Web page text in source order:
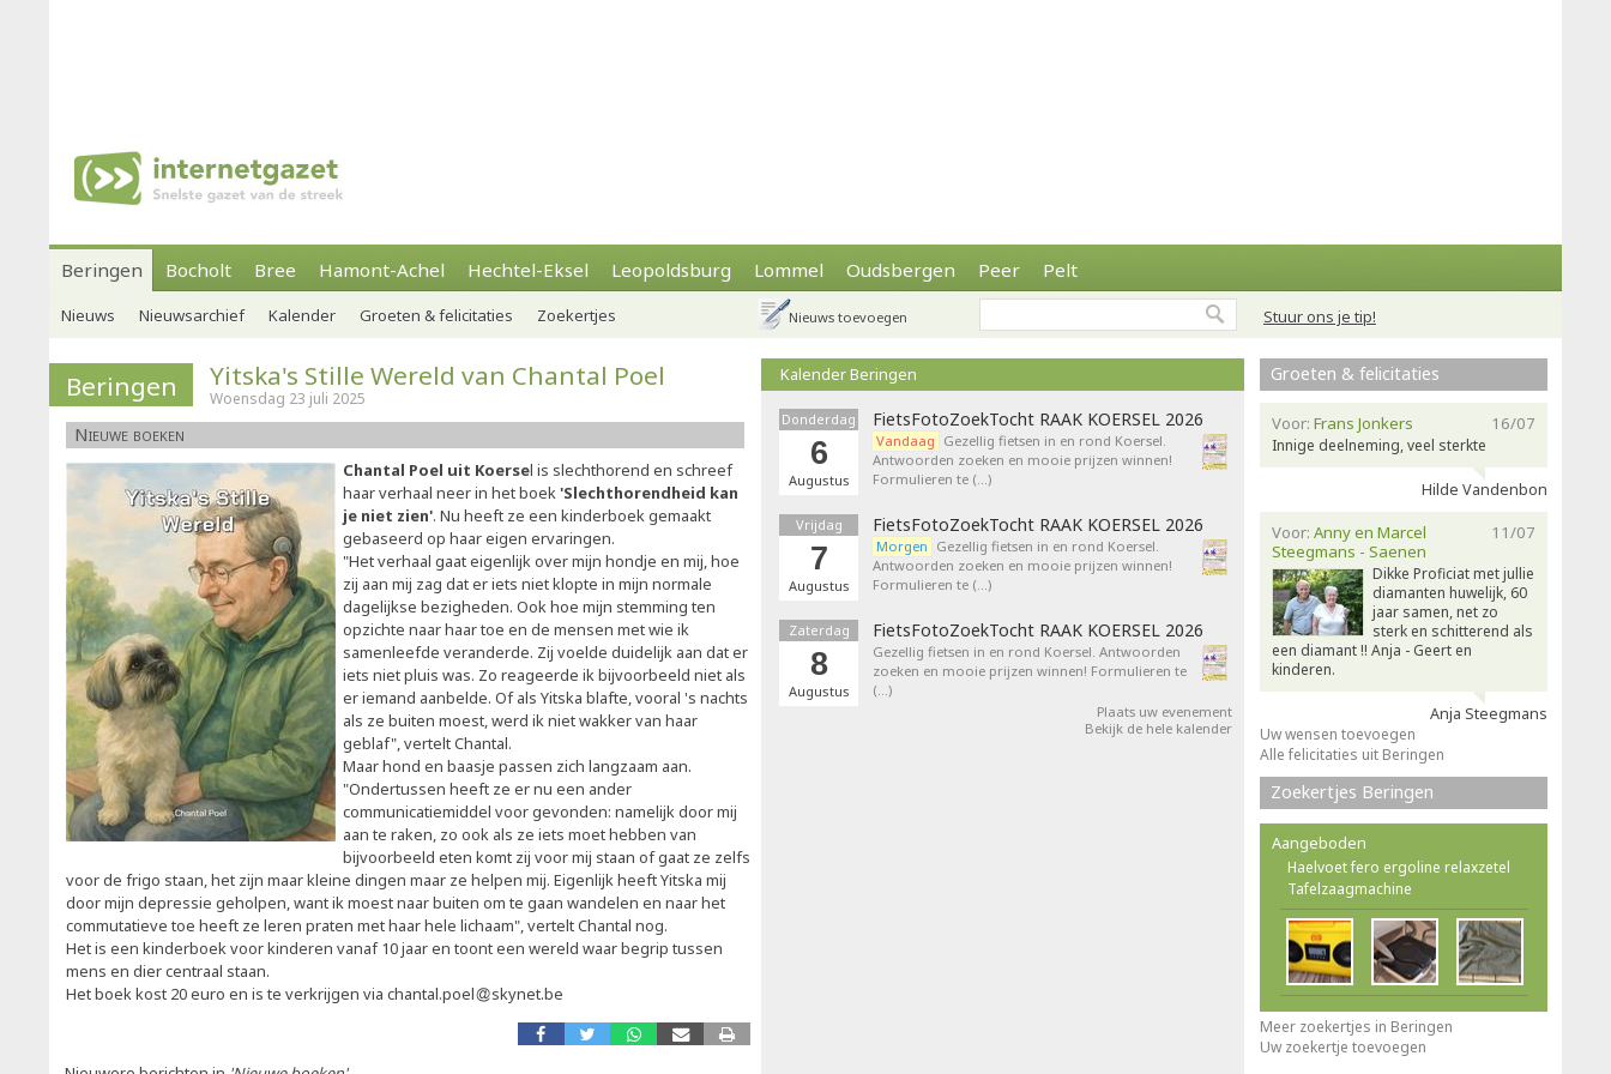
Beringen Bocholt Bree Hamont-Achel Hechtel-Eksel Leopoldsburg Lommel Oudsbergen Peer Pelt
Stuur ons je tip!
Nieuws Nieuwsarchief Kalender Groeten & felicitaties Zoekertjes Nieuws toevoegen
Beringen Yitska's Stille Wereld van Chantal Poel
Woensdag 23 juli 2025
Nieuwe boeken
Chantal Poel uit Koersel is slechthorend en schreef
haar verhaal neer in het boek'Slechthorendheid kan
je niet zien'. Nu heeft ze een kinderboek gemaakt
gebaseerd op haar eigen ervaringen.
"Het verhaal gaat eigenlijk over mijn hondje en mij, hoe
zij aan mij zag dat er iets niet klopte in mijn normale
dagelijkse bezigheden. Ook hoe mijn stemming ten
opzichte naar haar toe en de mensen met wie ik
samenleefde veranderde. Zij voelde duidelijk aan dat er
iets niet pluis was. Zo reageerde ik bijvoorbeeld niet als
er iemand aanbelde. Of als Yitska blafte, vooral 's nachts
als ze buiten moest, werd ik niet wakker van haar
geblaf", vertelt Chantal.
Maar hond en baasje passen zich langzaam aan.
"Ondertussen heeft ze er nu een ander
communicatiemiddel voor gevonden: namelijk door mij
aan te raken, zo ook als ze iets moet hebben van
bijvoorbeeld eten komt zij voor mij staan of gaat ze zelfs
voor de frigo staan, het zijn maar kleine dingen maar ze helpen mij. Eigenlijk heeft Yitska mij
door mijn depressie geholpen, want ik moest naar buiten om te gaan wandelen en naar het
commutatieve toe heeft ze leren praten met haar hele lichaam", vertelt Chantal nog.
Het is een kinderboek voor kinderen vanaf 10 jaar en toont een wereld waar begrip tussen
mens en dier centraal staan.
Het boek kost 20 euro en is te verkrijgen via chantal.poel
skynet.be
Kalender Beringen
Donderdag
6
Augustus
FietsFotoZoekTocht RAAK KOERSEL 2026
Vandaag Gezellig fietsen in en rond Koersel.
Antwoorden zoeken en mooie prijzen winnen!
Formulieren te (…)
Vrijdag
7
Augustus
FietsFotoZoekTocht RAAK KOERSEL 2026
Morgen Gezellig fietsen in en rond Koersel.
Antwoorden zoeken en mooie prijzen winnen!
Formulieren te (…)
Zaterdag
8
Augustus
FietsFotoZoekTocht RAAK KOERSEL 2026
Gezellig fietsen in en rond Koersel. Antwoorden
zoeken en mooie prijzen winnen! Formulieren te
(…)
Plaats uw evenement
Bekijk de hele kalender
Groeten & felicitaties
16/07
Voor: Frans Jonkers
Innige deelneming, veel sterkte
Hilde Vandenbon
11/07
Voor: Anny en Marcel
Steegmans - Saenen
Dikke Proficiat met jullie
diamanten huwelijk, 60
jaar samen, net zo
sterk en schitterend als
een diamant !! Anja - Geert en
kinderen.
Anja Steegmans
Uw wensen toevoegen
Alle felicitaties uit Beringen
Zoekertjes Beringen
Aangeboden
Haelvoet fero ergoline relaxzetel
Tafelzaagmachine
Meer zoekertjes in Beringen
Uw zoekertje toevoegen